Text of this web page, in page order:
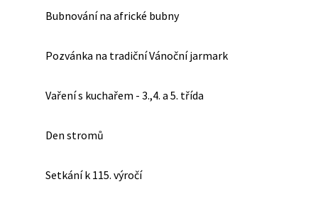
Bubnování na africké bubny
Pozvánka na tradiční Vánoční jarmark
Vaření s kuchařem - 3.,4. a 5. třída
Den stromů
Setkání k 115. výročí